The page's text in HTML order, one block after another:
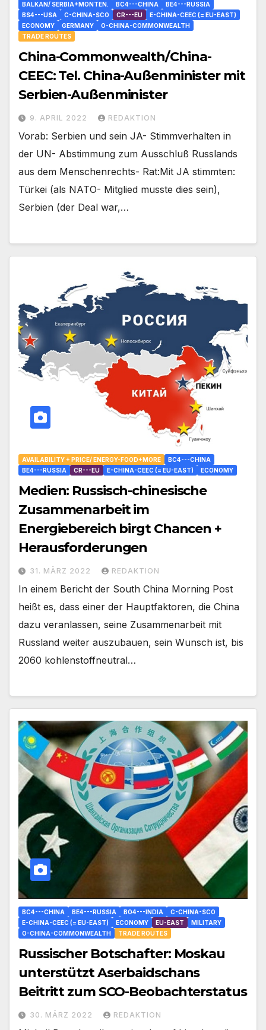
BALKAN/ SERBIA+MONTEN.
BC4---CHINA
BE4---RUSSIA
BS4---USA
C-CHINA-SCO CR---EU
E-CHINA-CEEC (= EU-EAST)
ECONOMY
GERMANY
O-CHINA-COMMONWEALTH
TRADE ROUTES
China-Commonwealth/China-
CEEC: Tel. China-Außenminister mit
Serbien-Außenminister
9. APRIL 2022 REDAKTION
Vorab: Serbien und sein JA- Stimmverhalten in
der UN- Abstimmung zum Ausschluß Russlands
aus dem Menschenrechts- Rat:Mit JA stimmten:
Türkei (als NATO- Mitglied musste dies sein),
Serbien (der Deal war,…
AVAILABILITY + PRICE/ ENERGY-FOOD+MORE
BC4---CHINA
BE4---RUSSIA
CR---EU E-CHINA-CEEC (= EU-EAST) ECONOMY
Medien: Russisch-chinesische
Zusammenarbeit im
Energiebereich birgt Chancen +
Herausforderungen
31. MÄRZ 2022 REDAKTION
In einem Bericht der South China Morning Post
heißt es, dass einer der Hauptfaktoren, die China
dazu veranlassen, seine Zusammenarbeit mit
Russland weiter auszubauen, sein Wunsch ist, bis
2060 kohlenstoffneutral…
BC4---CHINA BE4---RUSSIA BO4---INDIA
C-CHINA-SCO
E-CHINA-CEEC (= EU-EAST)
ECONOMY EU-EAST
MILITARY
O-CHINA-COMMONWEALTH
TRADE ROUTES
Russischer Botschafter: Moskau
unterstützt Aserbaidschans
Beitritt zum SCO-Beobachterstatus
30. MÄRZ 2022 REDAKTION